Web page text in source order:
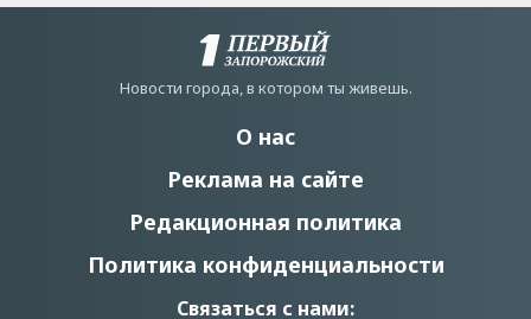
Новости города, в котором ты живешь.
О нас
Реклама на сайте
Редакционная политика
Политика конфиденциальности
Связаться с нами: